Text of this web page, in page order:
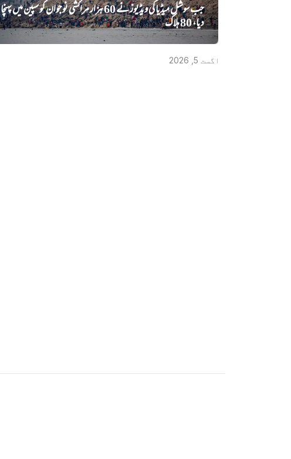
جب سوشل میڈیا کی ویڈیوز نے 60 ہزار مراکشی نوجوان کو سپین میں پہنچا
دیا، 80 ہلاک
اگست 5, 2026